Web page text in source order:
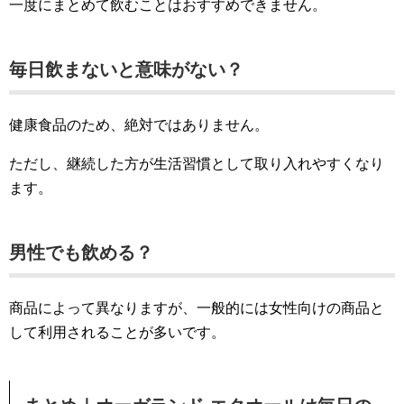
一度にまとめて飲むことはおすすめできません。
毎日飲まないと意味がない？
健康食品のため、絶対ではありません。
ただし、継続した方が生活習慣として取り入れやすくなり
ます。
男性でも飲める？
商品によって異なりますが、一般的には女性向けの商品と
して利用されることが多いです。